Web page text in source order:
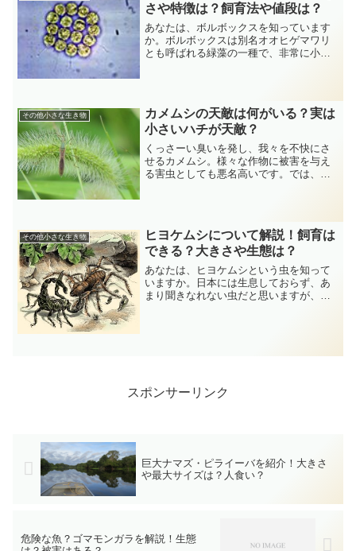
さや特徴は？飼育法や値段は？
あなたは、ボルボックスを知っています
か。ボルボックスは別名オオヒゲマワリ
とも呼ばれる緑藻の一種で、非常に小さ
スの大きさは直径500μ...
その他小さな生き物
カメムシの天敵は何がいる？実は
小さいハチが天敵？
くっさーい臭いを発し、我々を不快にさ
せるカメムシ。様々な作物に被害を与え
る害虫としても悪名高いです。では、そ
その他小さな生き物
ヒヨケムシについて解説！飼育は
できる？大きさや生態は？
あなたは、ヒヨケムシという虫を知って
いますか。日本には生息しておらず、あ
まり聞きなれない虫だと思いますが、ク
スポンサーリンク
巨大ナマズ・ピライーバを紹介！大きさ
や最大サイズは？人食い？
危険な魚？ゴマモンガラを解説！生態